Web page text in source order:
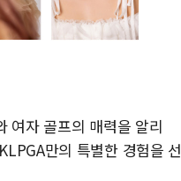
여자 골프의 매력을 알리
만의 특별한 경험을 선